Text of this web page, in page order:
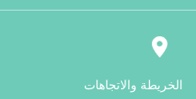
الخريطة والاتجاهات